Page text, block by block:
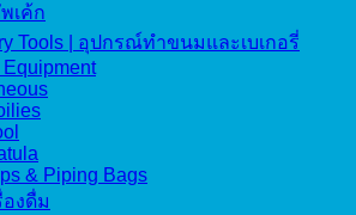
เค้ก
Tools | อุปกรณ์ทำขนมและเบเกอรี่
Equipment
& Piping Bags
องดื่ม